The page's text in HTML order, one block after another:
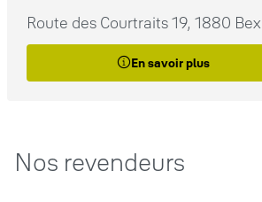
Route des Courtraits 19, 1880 Bex
En savoir plus
Nos revendeurs